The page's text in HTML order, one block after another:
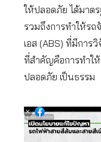
ให้ปลอดภัย ได้มาต
รวมถึงการทำให้รถ
เอส (ABS) ที่มีการ
ที่สำคัญคือการทำใ
ปลอดภัย เป็นธรรม